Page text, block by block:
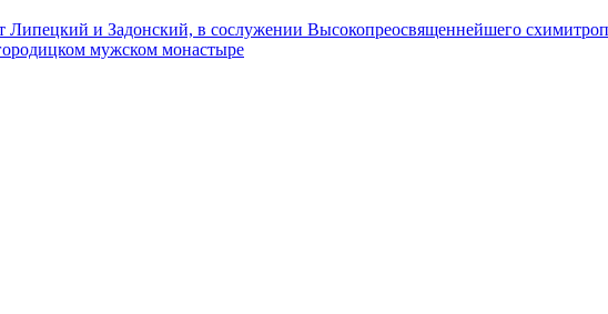
и Задонский, в сослужении Высокопреосвященнейшего
мужском монастыре